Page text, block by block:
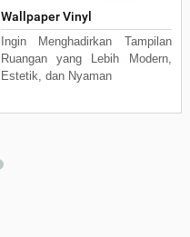
Wallpaper Vinyl
Ingin Menghadirkan Tampilan
Ruangan yang Lebih Modern,
Estetik, dan Nyaman